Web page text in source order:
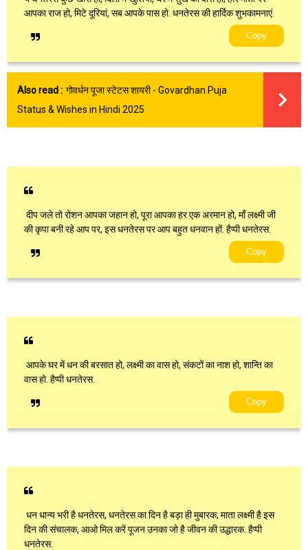
आपका राज हो, मिटे दूरियां, सब आपके पास हो. धनतेरस की हार्दिक शुभकामनाएं.
Copy
Also read : गोवर्धन पूजा स्टेटस शायरी - Govardhan Puja
Status & Wishes in Hindi 2025
दीप जले तो रोशन आपका जहान हो, पूरा आपका हर एक अरमान हो, माँ लक्ष्मी जी
की कृपा बनी रहे आप पर, इस धनतेरस पर आप बहुत धनवान हों. हैप्पी धनतेरस.
Copy
आपके घर में धन की बरसात हो, लक्ष्मी का वास हो, संकटों का नाश हो, शान्ति का
वास हो. हैप्पी धनतेरस.
Copy
धन धान्य भरी है धनतेरस, धनतेरस का दिन है बड़ा ही मुबारक; माता लक्ष्मी है इस
दिन की संचालक, आओ मिल करें पूजन उनका जो है जीवन की उद्धारक. हैप्पी
धनतेरस.